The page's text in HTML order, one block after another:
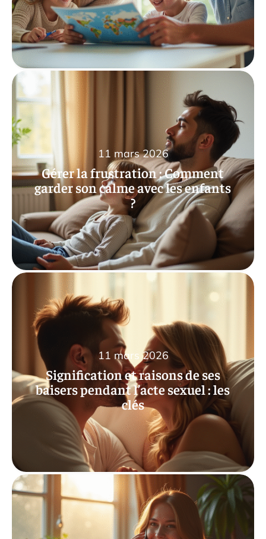
Gérer la frustration : Comment
garder son calme avec les enfants
?
11 mars 2026
Signification et raisons de ses
baisers pendant l’acte sexuel : les
clés
11 mars 2026